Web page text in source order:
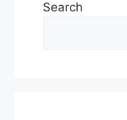
Search